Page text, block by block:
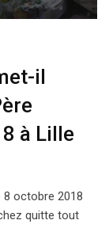
il
à Lille
8 octobre 2018
quitte tout